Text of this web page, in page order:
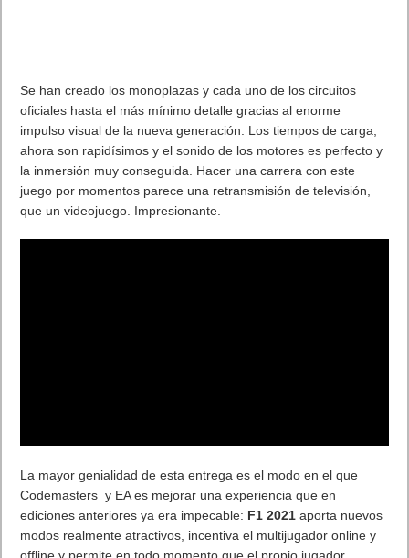
Se han creado los monoplazas y cada uno de los circuitos
oficiales hasta el más mínimo detalle gracias al enorme
impulso visual de la nueva generación. Los tiempos de carga,
ahora son rapidísimos y el sonido de los motores es perfecto y
la inmersión muy conseguida. Hacer una carrera con este
juego por momentos parece una retransmisión de televisión,
que un videojuego. Impresionante.
La mayor genialidad de esta entrega es el modo en el que
Codemasters y EA es mejorar una experiencia que en
ediciones anteriores ya era impecable: F1 2021 aporta nuevos
modos realmente atractivos, incentiva el multijugador online y
offline y permite en todo momento que el propio jugador